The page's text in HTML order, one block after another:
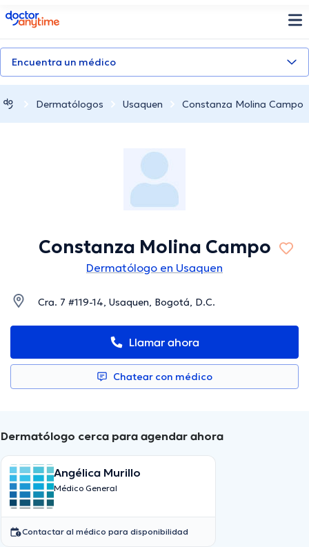
doctoranytime
Encuentra un médico
Dermatólogos Usaquen Constanza Molina Campo
Constanza Molina Campo
Dermatólogo en Usaquen
Cra. 7 #119-14, Usaquen, Bogotá, D.C.
Llamar ahora
Chatear con médico
Dermatólogo cerca para agendar ahora
Angélica Murillo
Médico General
Contactar al médico para disponibilidad